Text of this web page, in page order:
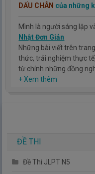
DẤU CHÂN của những
Mình là người sáng lập
Nhật Đơn Giản
Những bài viết trên trang
thức, trải nghiệm thực
từ chính những đồng
Hy vọng rằng kinh
+ Xem thêm
ĐỀ THI
Đề Thi JLPT N5